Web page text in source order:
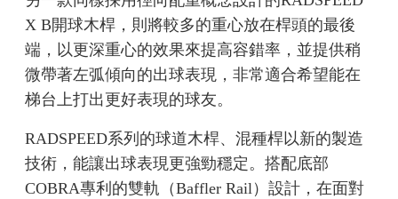
X B開球木桿，則將較多的重心放在桿頭的最後
端，以更深重心的效果來提高容錯率，並提供稍
微帶著左弧傾向的出球表現，非常適合希望能在
梯台上打出更好表現的球友。
RADSPEED系列的球道木桿、混種桿以新的製造
技術，能讓出球表現更強勁穩定。搭配底部
COBRA專利的雙軌（Baffler Rail）設計，在面對